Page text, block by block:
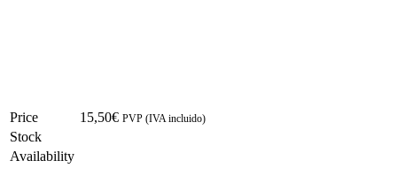
Price 15,50€ PVP (IVA incluido)
Stock
Availability